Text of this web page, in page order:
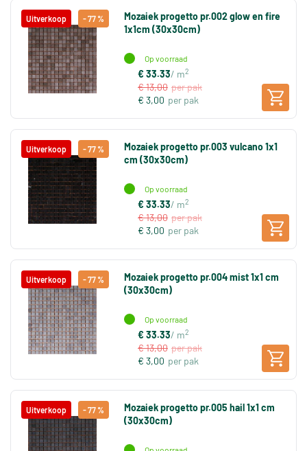
Uitverkoop - 77 %
Mozaiek progetto pr.002 glow en fire
1x1cm (30x30cm)
Op voorraad
€ 33.33/ m2
€ 13,00 per pak
€ 3,00 per pak
Uitverkoop - 77 %
Mozaiek progetto pr.003 vulcano 1x1
cm (30x30cm)
Op voorraad
€ 33.33/ m2
€ 13,00 per pak
€ 3,00 per pak
Uitverkoop - 77 %
Mozaiek progetto pr.004 mist 1x1 cm
(30x30cm)
Op voorraad
€ 33.33/ m2
€ 13,00 per pak
€ 3,00 per pak
Uitverkoop - 77 %
Mozaiek progetto pr.005 hail 1x1 cm
(30x30cm)